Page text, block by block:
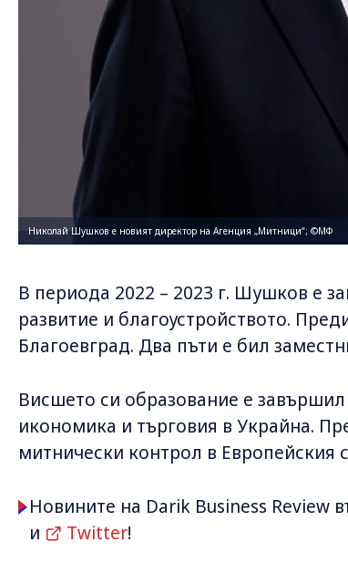
Николай Шушков е новият директор на Агенция „Митници“; ©МФ
В периода 2022 – 2023 г. Шушков е
развитие и благоустройството.
Благоевград. Два пъти е бил
Висшето си образование е
икономика и търговия в Украйна.
митнически контрол в Европейския
Новините на Darik Business Review
и
Twitter!